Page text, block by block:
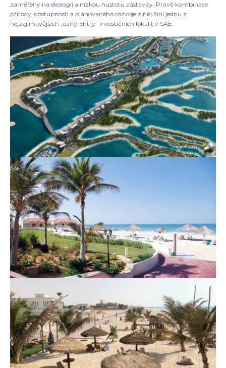
zaměřený na ekologii a nízkou hustotu zástavby. Právě kombinace
přírody, dostupnosti a plánovaného rozvoje z něj činí jednu z
nejzajímavějších „early-entry“ investičních lokalit v SAE.